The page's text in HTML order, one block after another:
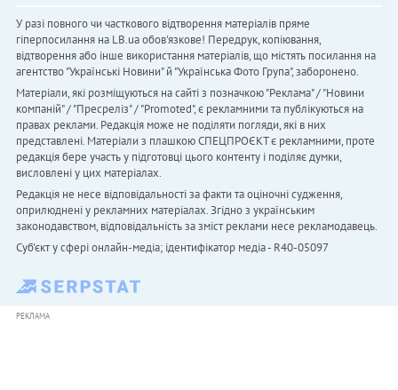
У разі повного чи часткового відтворення матеріалів пряме
гіперпосилання на LB.ua обов'язкове! Передрук, копіювання,
відтворення або інше використання матеріалів, що містять посилання на
агентство "Українськi Новини" й "Українська Фото Група", заборонено.
Матеріали, які розміщуються на сайті з позначкою "Реклама" / "Новини
компаній" / "Пресреліз" / "Promoted", є рекламними та публікуються на
правах реклами. Редакція може не поділяти погляди, які в них
представлені. Матеріали з плашкою СПЕЦПРОЄКТ є рекламними, проте
редакція бере участь у підготовці цього контенту і поділяє думки,
висловлені у цих матеріалах.
Редакція не несе відповідальності за факти та оціночні судження,
оприлюднені у рекламних матеріалах. Згідно з українським
законодавством, відповідальність за зміст реклами несе рекламодавець.
Cуб'єкт у сфері онлайн-медіа; ідентифікатор медіа - R40-05097
РЕКЛАМА